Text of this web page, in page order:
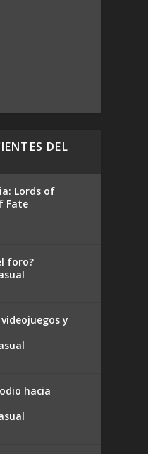
DEL
Lords of
Fate
foro?
y
hacia